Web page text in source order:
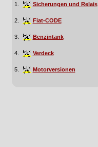
1. Sicherungen und Relais
2. Fiat-CODE
3. Benzintank
4. Verdeck
5. Motorversionen